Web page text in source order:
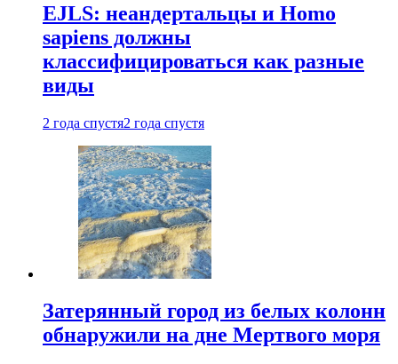
EJLS: неандертальцы и Homo
sapiens должны
классифицироваться как разные
виды
2 года спустя2 года спустя
Затерянный город из белых колонн
обнаружили на дне Мертвого моря